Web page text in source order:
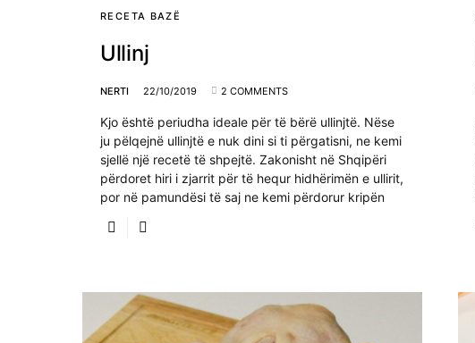
RECETA BAZË
Ullinj
NERTI 22/10/2019 2 COMMENTS
Kjo është periudha ideale për të bërë ullinjtë. Nëse
ju pëlqejnë ullinjtë e nuk dini si ti përgatisni, ne kemi
sjellë një recetë të shpejtë. Zakonisht në Shqipëri
përdoret hiri i zjarrit për të hequr hidhërimën e ullirit,
por në pamundësi të saj ne kemi përdorur kripën